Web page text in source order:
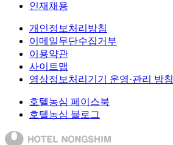
인재채용
개인정보처리방침
이메일무단수집거부
이용약관
사이트맵
영상정보처리기기 운영·관리 방침
호텔농심 페이스북
호텔농심 블로그